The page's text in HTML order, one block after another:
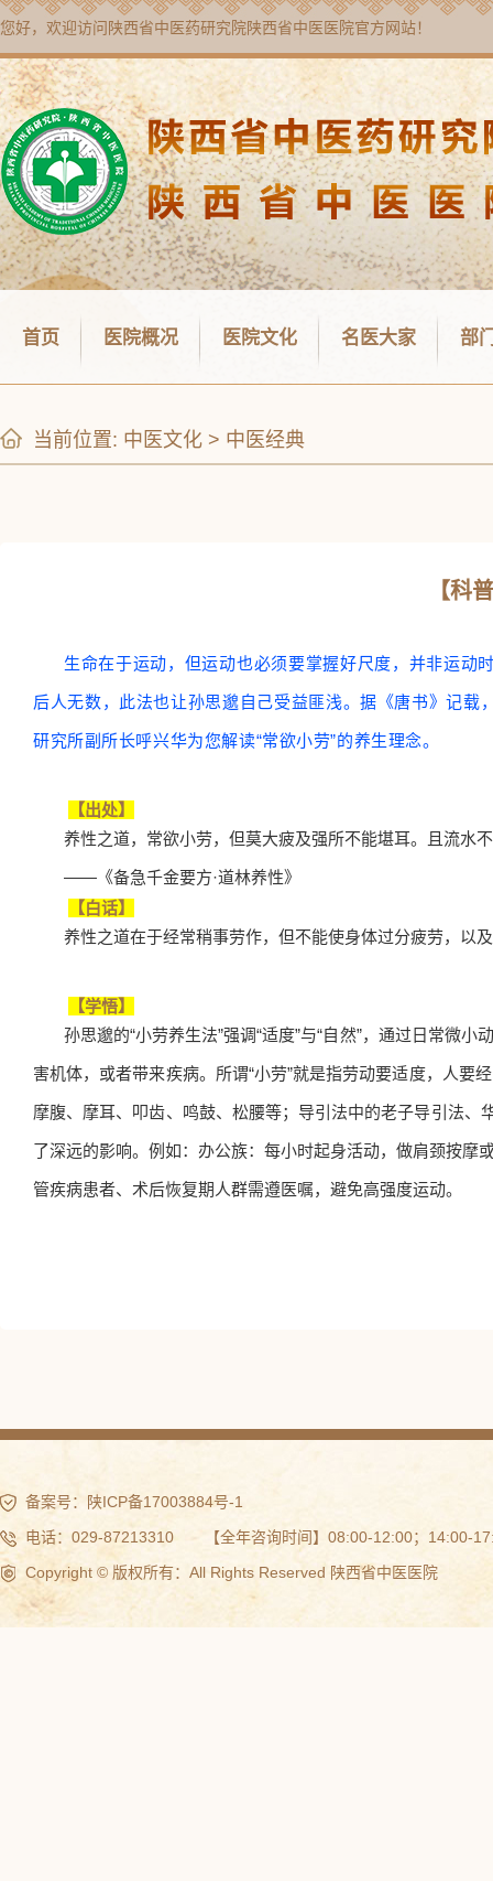
您好，欢迎访问 陕西省中医药研究院陕西省中医医院官方网站！
首页 医院概况 医院文化 名医大家 部
当前位置: 中医文化 > 中医经典
【科
生命在于运动，但运动也必须要掌握好尺度，并非运动
后人无数，此法也让孙思邈自己受益匪浅。据《唐书》记载
研究所副所长呼兴华为您解读“常欲小劳”的养生理念。
【出处】
养性之道，常欲小劳，但莫大疲及强所不能堪耳。且流水
——《备急千金要方·道林养性》
【白话】
养性之道在于经常稍事劳作，但不能使身体过分疲劳，以
【学悟】
孙思邈的“小劳养生法”强调“适度”与“自然”，通过日常微
害机体，或者带来疾病。所谓“小劳”就是指劳动要适度，人
摩腹、摩耳、叩齿、鸣鼓、松腰等；导引法中的老子导引法、
了深远的影响。例如：办公族：每小时起身活动，做肩颈按
管疾病患者、术后恢复期人群需遵医嘱，避免高强度运动。
备案号：
陕ICP备17003884号-1
电话：029-87213310 【全年咨询时间】08:00-12:00；14:00-
Copyright © 版权所有：All Rights Reserved 陕西省中医医院